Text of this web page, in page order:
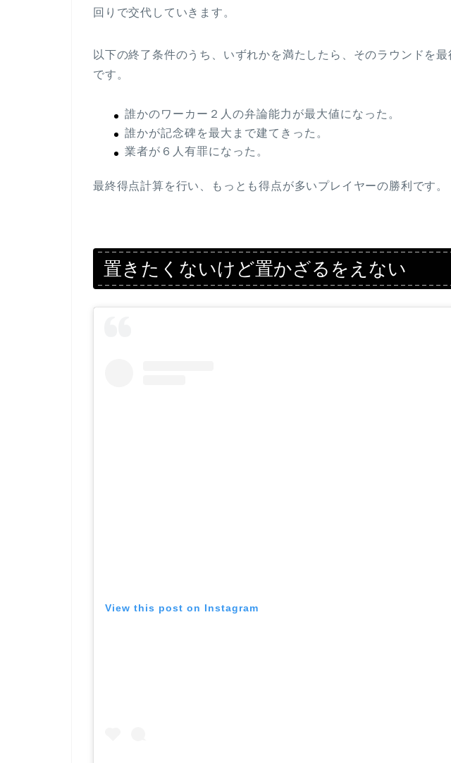
回りで交代していきます。
以下の終了条件のうち、いずれかを満たしたら、そのラウンドを
です。
誰かのワーカー２人の弁論能力が最大値になった。
誰かが記念碑を最大まで建てきった。
業者が６人有罪になった。
最終得点計算を行い、もっとも得点が多いプレイヤーの勝利です。
置きたくないけど置かざるをえない
View this post on Instagram